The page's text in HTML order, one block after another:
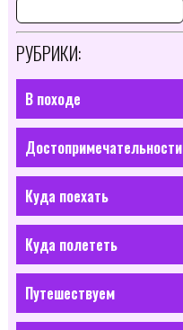
РУБРИКИ:
В походе
Достопримечательности
Куда поехать
Куда полететь
Путешествуем